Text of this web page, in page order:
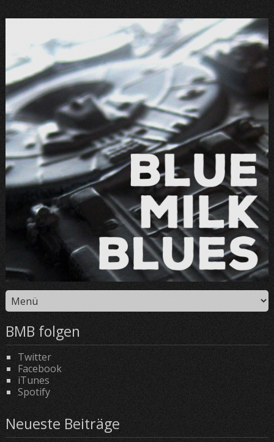
BMB folgen
Twitter
Facebook
iTunes
Spotify
Neueste Beiträge